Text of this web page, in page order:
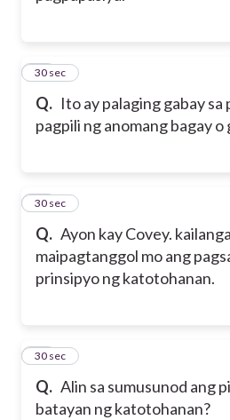
Q. Ito ay palaging gabay sa
pagpili ng anomang bagay o
37
30 sec
Q. Ayon kay Covey.
maipagtanggol mo ang
prinsipyo ng katotohanan.
38
30 sec
Q. Alin sa sumusunod ang
batayan ng katotohanan?
39
30 sec